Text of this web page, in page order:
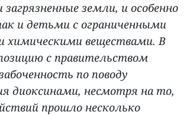
земли, и особенно
и детьми с ограниченными
веществами. В
с правительством
по поводу
диоксинами, несмотря на то,
прошло несколько